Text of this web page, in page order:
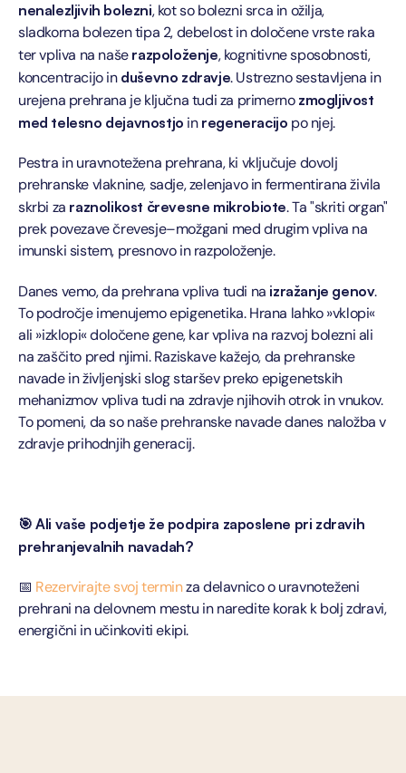
nenalezljivih bolezni, kot so bolezni srca in ožilja,
sladkorna bolezen tipa 2, debelost in določene vrste raka
ter vpliva na naše razpoloženje, kognitivne sposobnosti,
koncentracijo in duševno zdravje. Ustrezno sestavljena in
urejena prehrana je ključna tudi za primerno zmogljivost
med telesno dejavnostjo in regeneracijo po njej.
Pestra in uravnotežena prehrana, ki vključuje dovolj
prehranske vlaknine, sadje, zelenjavo in fermentirana živila
skrbi za raznolikost črevesne mikrobiote. Ta "skriti organ"
prek povezave črevesje–možgani med drugim vpliva na
imunski sistem, presnovo in razpoloženje.
Danes vemo, da prehrana vpliva tudi na izražanje genov.
To področje imenujemo epigenetika. Hrana lahko »vklopi«
ali »izklopi« določene gene, kar vpliva na razvoj bolezni ali
na zaščito pred njimi. Raziskave kažejo, da prehranske
navade in življenjski slog staršev preko epigenetskih
mehanizmov vpliva tudi na zdravje njihovih otrok in vnukov.
To pomeni, da so naše prehranske navade danes naložba v
zdravje prihodnjih generacij.
🎯 Ali vaše podjetje že podpira zaposlene pri zdravih
prehranjevalnih navadah?
📅 Rezervirajte svoj termin za delavnico o uravnoteženi
prehrani na delovnem mestu in naredite korak k bolj zdravi,
energični in učinkoviti ekipi.